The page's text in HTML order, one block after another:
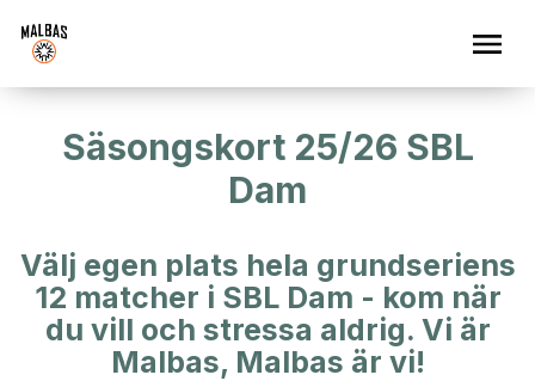
Säsongskort 25/26 SBL
Dam
Välj egen plats hela grundseriens
12 matcher i SBL Dam - kom när
du vill och stressa aldrig. Vi är
Malbas, Malbas är vi!